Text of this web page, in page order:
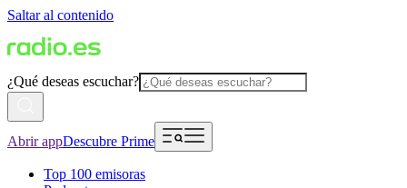
Saltar al contenido
¿Qué deseas escuchar?
Abrir appDescubre Prime
Top 100 emisoras